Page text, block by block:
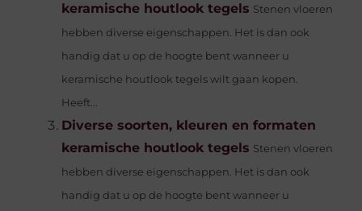
keramische houtlook tegels Stenen vloeren
hebben diverse eigenschappen. Het is dan ook
handig dat u op de hoogte bent wanneer u
keramische houtlook tegels wilt gaan kopen.
Heeft...
Diverse soorten, kleuren en formaten
keramische houtlook tegels Stenen vloeren
hebben diverse eigenschappen. Het is dan ook
handig dat u op de hoogte bent wanneer u